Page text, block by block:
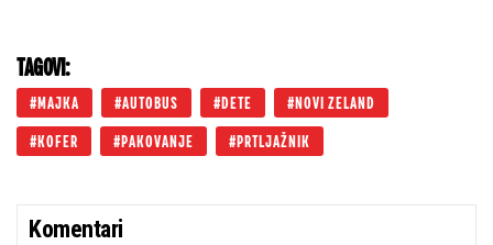
TAGOVI:
MAJKA AUTOBUS DETE NOVI ZELAND
KOFER PAKOVANJE PRTLJAŽNIK
Komentari